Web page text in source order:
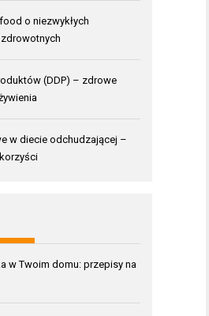
o niezwykłych
(DDP) – zdrowe
w diecie odchudzającej –
w Twoim domu: przepisy na